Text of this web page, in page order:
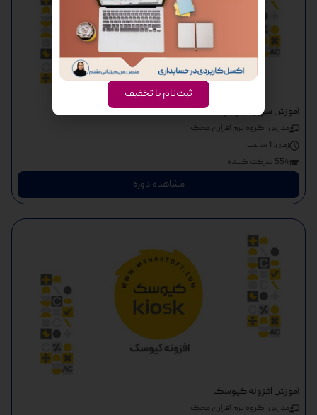
آموزش سرویس رادارا
مدرس: گروه نرم افزاری محک
زمان: 1 ساعت
554 شرکت کننده
مشاهده دوره
آموزش افزونه کیوسک
مدرس: گروه نرم افزاری محک
ثبت‌نام با تخفیف